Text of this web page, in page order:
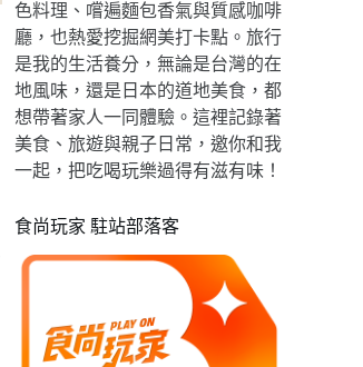
色料理、嚐遍麵包香氣與質感咖啡
廳，也熱愛挖掘網美打卡點。旅行
是我的生活養分，無論是台灣的在
地風味，還是日本的道地美食，都
想帶著家人一同體驗。這裡記錄著
美食、旅遊與親子日常，邀你和我
一起，把吃喝玩樂過得有滋有味！
食尚玩家 駐站部落客